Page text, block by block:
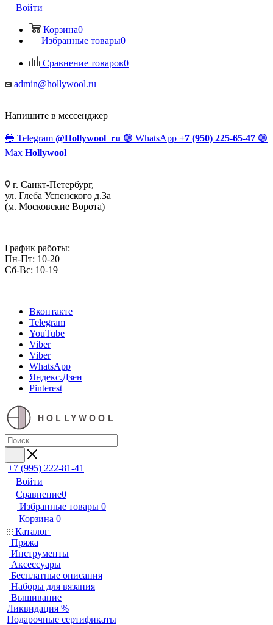
Войти
Корзина0
Избранные товары0
Сравнение товаров0
admin@hollywool.ru
Напишите в мессенджер
🔵 Telegram @Hollywool_ru 🟢 WhatsApp +7 (950) 225-65-47 🟣
Max Hollywool
г. Санкт-Петербург,
ул. Глеба Успенского д.3а
(м. Московские Ворота)
График работы:
Пн-Пт: 10-20
Сб-Вс: 10-19
Вконтакте
Telegram
YouTube
Viber
Viber
WhatsApp
Яндекс.Дзен
Pinterest
HOLLYWOOL
+7 (995) 222-81-41
Войти
Сравнение0
Избранные товары 0
Корзина 0
Каталог
Пряжа
Инструменты
Аксессуары
Бесплатные описания
Наборы для вязания
Вышивание
Ликвидация %
Подарочные сертификаты